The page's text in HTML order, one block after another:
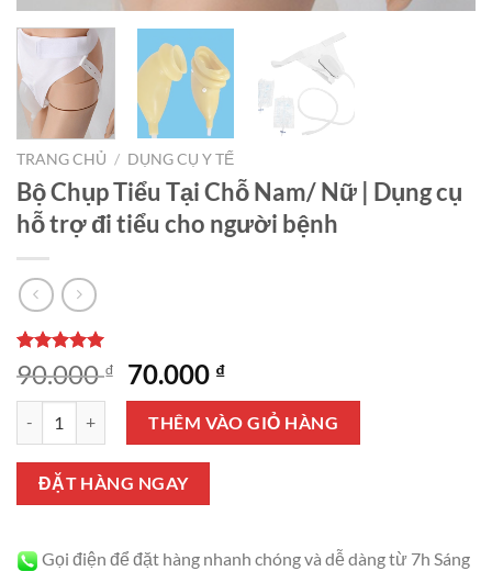
TRANG CHỦ / DỤNG CỤ Y TẾ
Bộ Chụp Tiểu Tại Chỗ Nam/ Nữ | Dụng cụ
hỗ trợ đi tiểu cho người bệnh
5.00 trên 5
dựa trên
1
đánh giá
90.000₫
Giá
gốc
là:
90.000 ₫.
70.000 ₫Giá
hiện
tại
là:
Bộ Chụp Tiểu Tại Chỗ Nam/ Nữ | Dụng cụ hỗ trợ đi tiểu cho người
THÊM VÀO GIỎ HÀNG
ĐẶT HÀNG NGAY
Gọi điện để đặt hàng nhanh chóng và dễ dàng từ 7h Sáng